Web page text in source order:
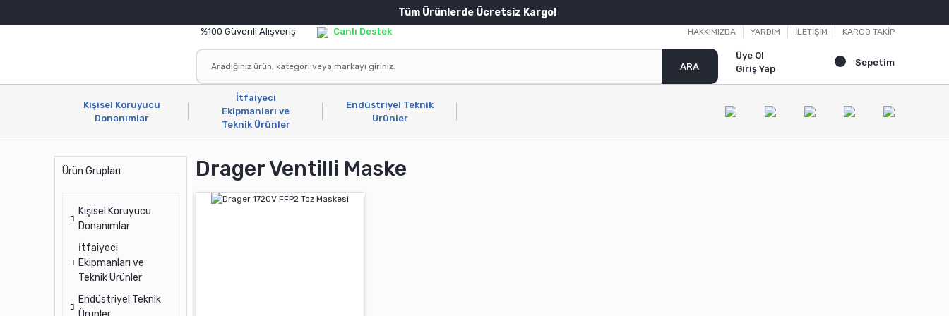
Tüm Ürünlerde Ücretsiz Kargo!
%100 Güvenli Alışveriş Canlı Destek HAKKIMIZDA YARDIM İLETİŞİM KARGO TAKİP
ARA
Üye Ol
Giriş Yap
Sepetim
Kişisel Koruyucu
Donanımlar
İtfaiyeci
Ekipmanları ve
Teknik Ürünler
Endüstriyel Teknik
Ürünler
Ürün Grupları
Kişisel Koruyucu
Donanımlar
İtfaiyeci
Ekipmanları ve
Teknik Ürünler
Endüstriyel Teknik
Drager Ventilli Maske